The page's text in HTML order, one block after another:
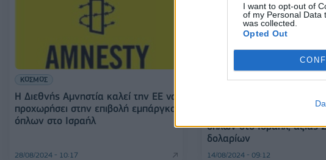
I want to opt-out of
of my Personal Data
was collected.
Opted Out
ΚΟΣΜΟΣ
Η Διεθνής Αμνηστία καλεί την ΕΕ να
προχωρήσει στην επιβολή εμπάργκο
όπλων στο Ισραήλ
28/08/2024 - 10:17
όπλων στο Ισραήλ, αξίας
δολαρίων
14/08/2024 - 09:12